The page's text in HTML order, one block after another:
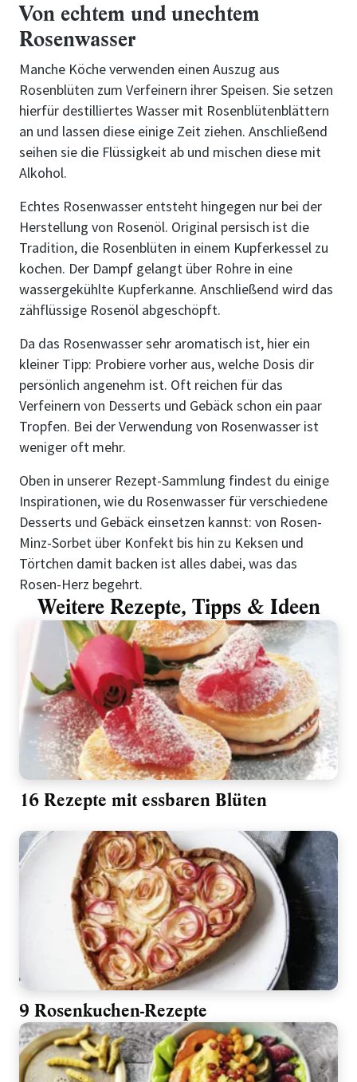
Von echtem und unechtem
Rosenwasser
Manche Köche verwenden einen Auszug aus
Rosenblüten zum Verfeinern ihrer Speisen. Sie setzen
hierfür destilliertes Wasser mit Rosenblütenblättern
an und lassen diese einige Zeit ziehen. Anschließend
seihen sie die Flüssigkeit ab und mischen diese mit
Alkohol.
Echtes Rosenwasser entsteht hingegen nur bei der
Herstellung von Rosenöl. Original persisch ist die
Tradition, die Rosenblüten in einem Kupferkessel zu
kochen. Der Dampf gelangt über Rohre in eine
wassergekühlte Kupferkanne. Anschließend wird das
zähflüssige Rosenöl abgeschöpft.
Da das Rosenwasser sehr aromatisch ist, hier ein
kleiner Tipp: Probiere vorher aus, welche Dosis dir
persönlich angenehm ist. Oft reichen für das
Verfeinern von Desserts und Gebäck schon ein paar
Tropfen. Bei der Verwendung von Rosenwasser ist
weniger oft mehr.
Oben in unserer Rezept-Sammlung findest du einige
Inspirationen, wie du Rosenwasser für verschiedene
Desserts und Gebäck einsetzen kannst: von Rosen-
Minz-Sorbet über Konfekt bis hin zu Keksen und
Törtchen damit backen ist alles dabei, was das
Rosen-Herz begehrt.
Weitere Rezepte, Tipps & Ideen
16 Rezepte mit essbaren Blüten
9 Rosenkuchen-Rezepte